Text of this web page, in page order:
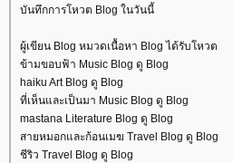
บันทึกการโหวต Blog ในวันนี้
ผู้เขียน Blog หมวดเนื้อหา Blog ได้รับโหวต
ข้ามขอบฟ้า Music Blog ดู Blog
haiku Art Blog ดู Blog
ที่เห็นและเป็นมา Music Blog ดู Blog
mastana Literature Blog ดู Blog
สายหมอกและก้อนเมฆ Travel Blog ดู Blog
ชีริว Travel Blog ดู Blog